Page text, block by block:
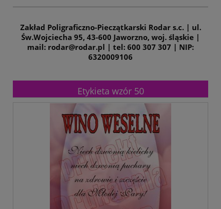
Zakład Poligraficzno-Pieczątkarski Rodar s.c. | ul.
Św.Wojciecha 95, 43-600 Jaworzno, woj. śląskie |
mail: rodar@rodar.pl | tel: 600 307 307 | NIP:
6320009106
Etykieta wzór 50